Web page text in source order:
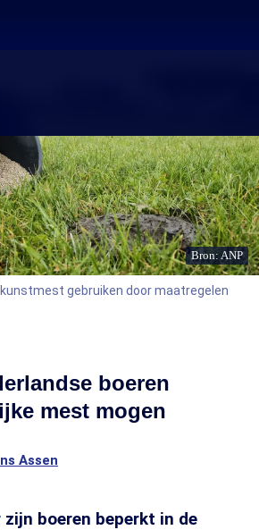
Bron: ANP
gebruiken door maatregelen
boeren
mest mogen
Assen
boeren beperkt in de